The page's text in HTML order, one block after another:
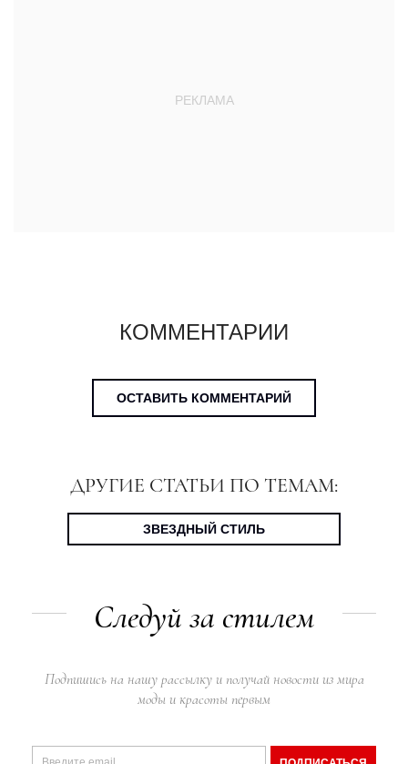
КОММЕНТАРИИ
ОСТАВИТЬ КОММЕНТАРИЙ
ДРУГИЕ СТАТЬИ ПО ТЕМАМ:
ЗВЕЗДНЫЙ СТИЛЬ
Следуй за стилем
Подпишись на нашу рассылку и получай новости из мира
моды и красоты первым